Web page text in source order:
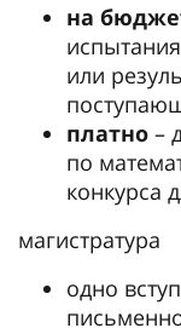
на
или
платно –
по
конкурса
магистратура
одно